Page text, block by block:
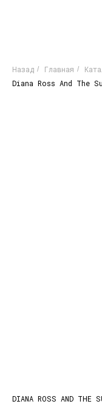
Назад / Главная /
Diana Ross And The
DIANA ROSS AND THE